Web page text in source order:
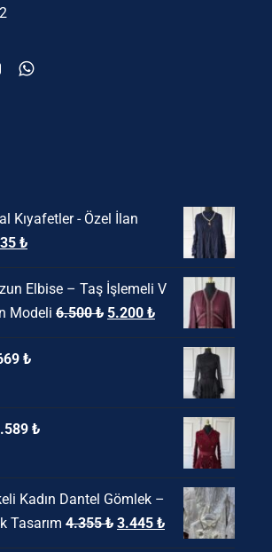
Kıyafetler - Özel İlan
₺.
₺Şu
andaki
fiyat:
14.235 ₺.
Elbise – Taş İşlemeli V
Modeli 6.500₺ Orijinal
fiyat:
5.200 ₺Şu
andaki
5.200 ₺.
₺
₺
Kadın Dantel Gömlek –
Tasarım 4.355₺ Orijinal
fiyat:
3.445 ₺Şu
andaki